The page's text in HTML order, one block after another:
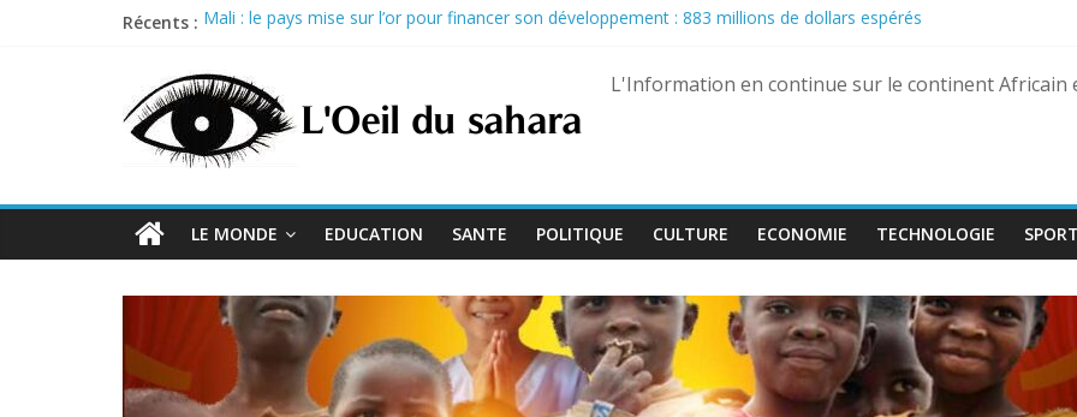
Récents : Mali : le pays mise sur l’or pour financer son développement : 883 millions de dollars espérés
Nigeria : Tinubu débloque 264 milliards de nairas pour les militaires, une hausse historique jusqu’à 80 %
Guinée : acquitté dans le procès du 28 septembre, Bienvenu Lamah promu général de brigade
États-Unis : trois exécutions programmées le 13 août dans trois États différents
L'Information en continue sur le continent Africain
LE MONDE EDUCATION SANTE POLITIQUE CULTURE ECONOMIE TECHNOLOGIE